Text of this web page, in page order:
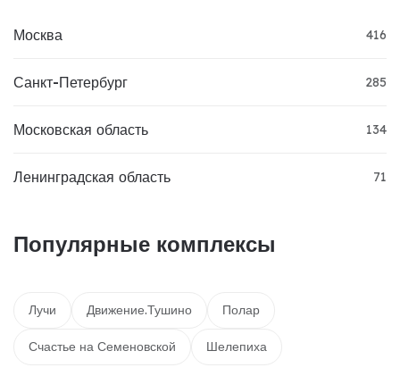
Москва 416
Санкт-Петербург 285
Московская область 134
Ленинградская область 71
Популярные комплексы
Лучи Движение.Тушино Полар
Счастье на Семеновской Шелепиха